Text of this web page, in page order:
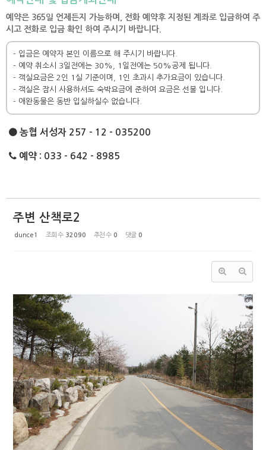
예약은 365일 언제든지 가능하며, 전화 예약후 지정된 계좌로 입금하여 주
시고 전화로 입금 확인 하여 주시기 바랍니다.
- 입금은 예약자 본인 이름으로 해 주시기 바랍니다.
- 예약 취소시 3일전에는 30%, 1일전에는 50%공제 됩니다.
- 객실요금은 2인 1실 기준이며, 1인 초과시 추가요금이 있습니다.
- 객실은 잠시 사용하셔도 숙박요금에 준하여 요금은 선불 입니다.
- 애완동물은 동반 입실하실수 없습니다.
농협 서성자 257 - 12 - 035200
예약 : 033 - 642 - 8985
주변 산책로2
dunce1 조회 수 32090 추천 수 0 댓글 0